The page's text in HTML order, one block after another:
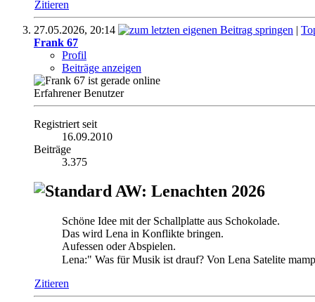
Zitieren
27.05.2026, 20:14 |
Frank 67
Profil
Beiträge anzeigen
Erfahrener Benutzer
Registriert seit
16.09.2010
Beiträge
3.375
AW: Lenachten 2026
Schöne Idee mit der Schallplatte aus Schokolade.
Das wird Lena in Konflikte bringen.
Aufessen oder Abspielen.
Lena:" Was für Musik ist drauf? Von Lena Satelite
Zitieren